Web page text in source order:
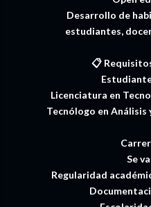
Desarrollo de
estudiantes,
📋
Licenciatura en
Tecnólogo en
Se
Regularidad